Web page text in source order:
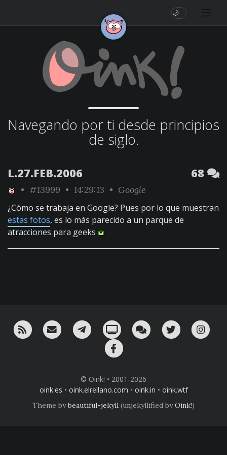
🌙
Navegando por ti desde principios
de siglo.
L.27.FEB.2006 68
• #13999 • 14:29:13 • Google
¿Cómo se trabaja en Google? Pues por lo que muestran
estas fotos, es lo más parecido a un parque de
atracciones para geeks
RSS ¡Mándame un email!¡Nuestro canal en Telegram!
Oink! TV Charla con nosotros
Twitter
© Oink! • 2001-2026
oink.es • oink.elrellano.com • oink.in • oink.wtf
Theme bybeautiful-jekyll (unjekyllified byOink!)